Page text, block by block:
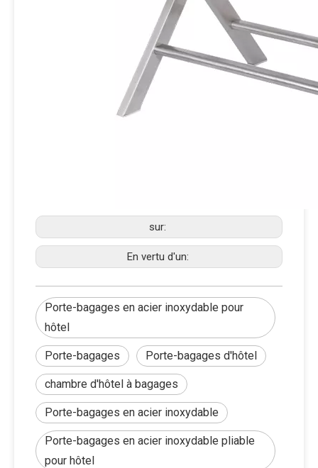
sur:
En vertu d'un:
Porte-bagages en acier inoxydable pour
hôtel
Porte-bagages Porte-bagages d'hôtel
chambre d'hôtel à bagages
Porte-bagages en acier inoxydable
Porte-bagages en acier inoxydable pliable
pour hôtel